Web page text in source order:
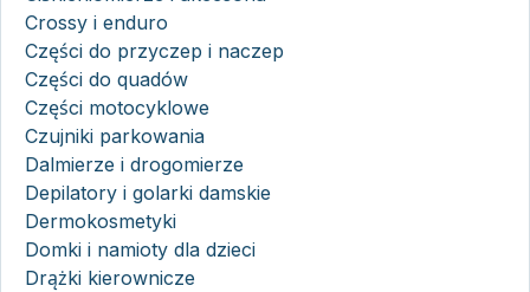
Crossy i enduro
Części do przyczep i naczep
Części do quadów
Części motocyklowe
Czujniki parkowania
Dalmierze i drogomierze
Depilatory i golarki damskie
Dermokosmetyki
Domki i namioty dla dzieci
Drążki kierownicze